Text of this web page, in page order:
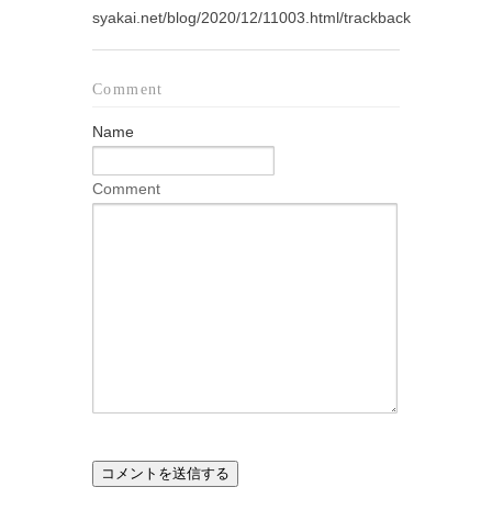
syakai.net/blog/2020/12/11003.html/trackback
Comment
Name
Comment